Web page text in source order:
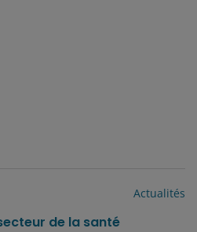
Actualités
de la santé